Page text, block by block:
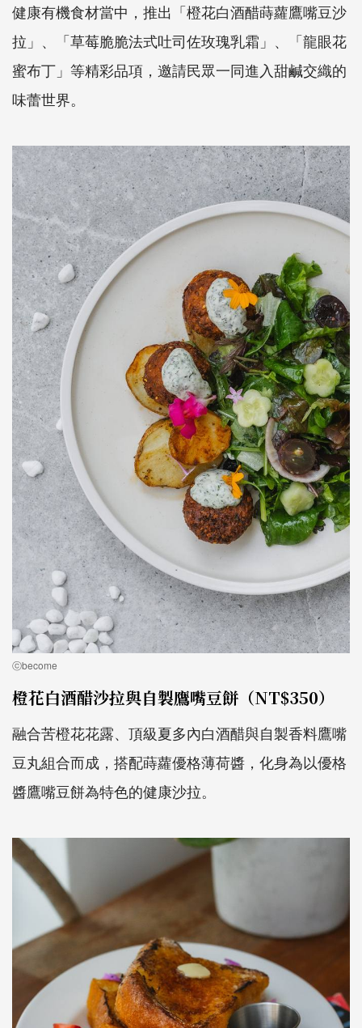
健康有機食材當中，推出「橙花白酒醋蒔蘿鷹嘴豆沙
拉」、「草莓脆脆法式吐司佐玫瑰乳霜」、「龍眼花
蜜布丁」等精彩品項，邀請民眾一同進入甜鹹交織的
味蕾世界。
ⓒbecome
橙花白酒醋沙拉與自製鷹嘴豆餅（NT$350）
融合苦橙花花露、頂級夏多內白酒醋與自製香料鷹嘴
豆丸組合而成，搭配蒔蘿優格薄荷醬，化身為以優格
醬鷹嘴豆餅為特色的健康沙拉。